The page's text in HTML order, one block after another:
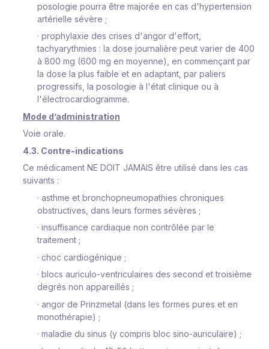
posologie pourra être majorée en cas d'hypertension
artérielle sévère ;
· prophylaxie des crises d'angor d'effort,
tachyarythmies : la dose journalière peut varier de 400
à 800 mg (600 mg en moyenne), en commençant par
la dose la plus faible et en adaptant, par paliers
progressifs, la posologie à l'état clinique ou à
l'électrocardiogramme.
Mode d’administration
Voie orale.
4.3. Contre-indications
Ce médicament NE DOIT JAMAIS être utilisé dans les cas
suivants :
· asthme et bronchopneumopathies chroniques
obstructives, dans leurs formes sévères ;
· insuffisance cardiaque non contrôlée par le
traitement ;
· choc cardiogénique ;
· blocs auriculo-ventriculaires des second et troisième
degrés non appareillés ;
· angor de Prinzmetal (dans les formes pures et en
monothérapie) ;
· maladie du sinus (y compris bloc sino-auriculaire) ;